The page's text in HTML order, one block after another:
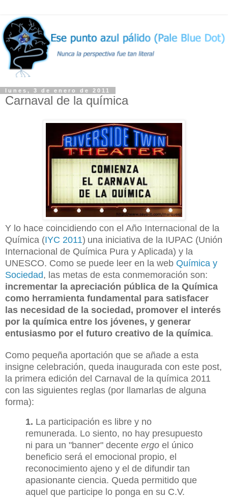
lunes, 3 de enero de 2011
Carnaval de la química
Y lo hace coincidiendo con el Año Internacional de la
Química (IYC 2011) una iniciativa de la IUPAC (Unión
Internacional de Química Pura y Aplicada) y la
UNESCO. Como se puede leer en la web Química y
Sociedad, las metas de esta conmemoración son:
incrementar la apreciación pública de la Química
como herramienta fundamental para satisfacer
las necesidad de la sociedad, promover el interés
por la química entre los jóvenes, y generar
entusiasmo por el futuro creativo de la química.
Como pequeña aportación que se añade a esta
insigne celebración, queda inaugurada con este post,
la primera edición del Carnaval de la química 2011
con las siguientes reglas (por llamarlas de alguna
forma):
1. La participación es libre y no
remunerada. Lo siento, no hay presupuesto
ni para un "banner" decente ergo el único
beneficio será el emocional propio, el
reconocimiento ajeno y el de difundir tan
apasionante ciencia. Queda permitido que
aquel que participe lo ponga en su C.V.